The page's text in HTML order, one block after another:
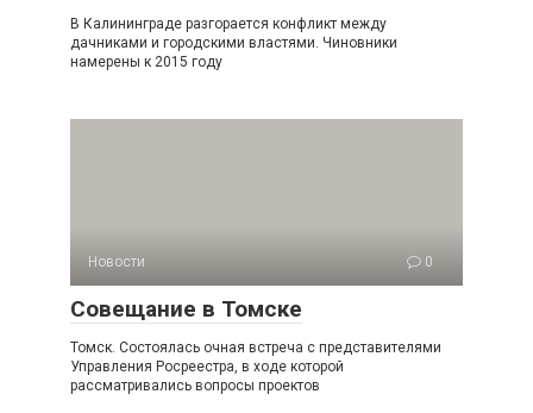
В Калининграде разгорается конфликт между
дачниками и городскими властями. Чиновники
намерены к 2015 году
Новости 0
Совещание в Томске
Томск. Состоялась очная встреча с представителями
Управления Росреестра, в ходе которой
рассматривались вопросы проектов